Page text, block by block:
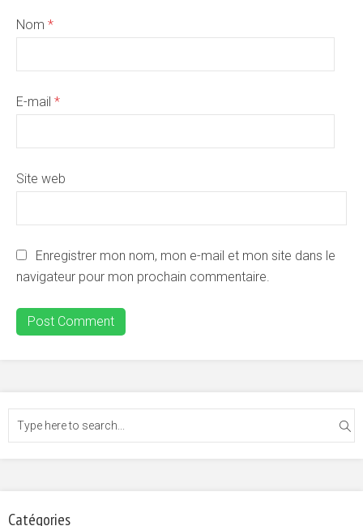
Nom *
E-mail *
Site web
Enregistrer mon nom, mon e-mail et mon site dans le
navigateur pour mon prochain commentaire.
Catégories